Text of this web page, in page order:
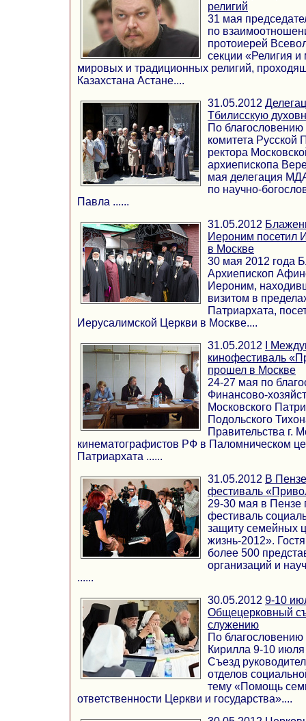
религий
31 мая
по
протоиерей
секции «Религия
мировых и традиционных религий,
Казахстана Астане....
31.05.2012
Тбилисскую
По благословению
комитета Русской
ректора
архиепископа
мая делегация
по научно-
Павла ......
31.05.2012
Иероним посетил
в Москве
30 мая 2012 года
Архиепископ
Иероним,
визитом в
Патриархата,
Иерусалимской Церкви в Москве....
31.05.2012
I
кинофестиваль
прошел в Москве
24-27 мая по
Финансово-
Московского
Подольского
Правительства г.
кинематографистов РФ в Паломническом
Патриархата ......
31.05.2012 В
фестиваль
29-30 мая в Пензе
фестиваль
защиту семейных
жизнь-2012».
более 500
организаций и
......
30.05.2012 9-10
Общецерковный
служению
По
Кирилла 9-10 июля
Съезд
отделов
тему «Помощь
ответственности Церкви и государства»....